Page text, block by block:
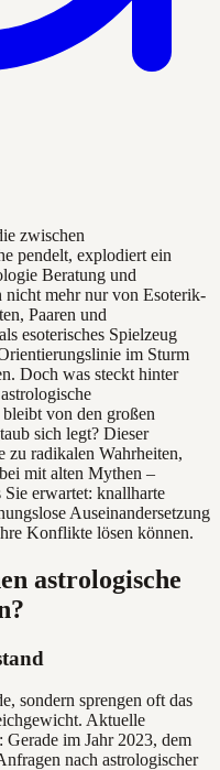
zwischen
pendelt, explodiert ein
Beratung und
mehr nur von Esoterik-
Paaren und
esoterisches Spielzeug
im Sturm
Doch was steckt hinter
von den großen
sich legt? Dieser
zu radikalen Wahrheiten,
mit alten Mythen –
erwartet: knallharte
Auseinandersetzung
Konflikte lösen können.
astrologische
sondern sprengen oft das
Aktuelle
im Jahr 2023, dem
nach astrologischer